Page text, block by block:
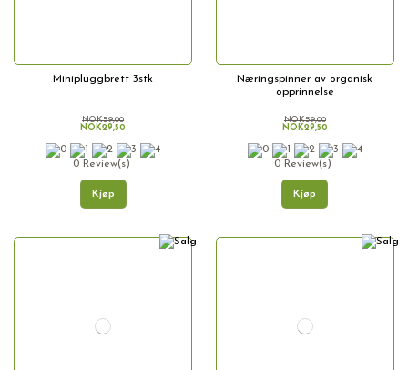
Minipluggbrett 3stk
NOK59,00
NOK29,50
0 Review(s)
Kjøp
Næringspinner av organisk
opprinnelse
NOK59,00
NOK29,50
0 Review(s)
Kjøp